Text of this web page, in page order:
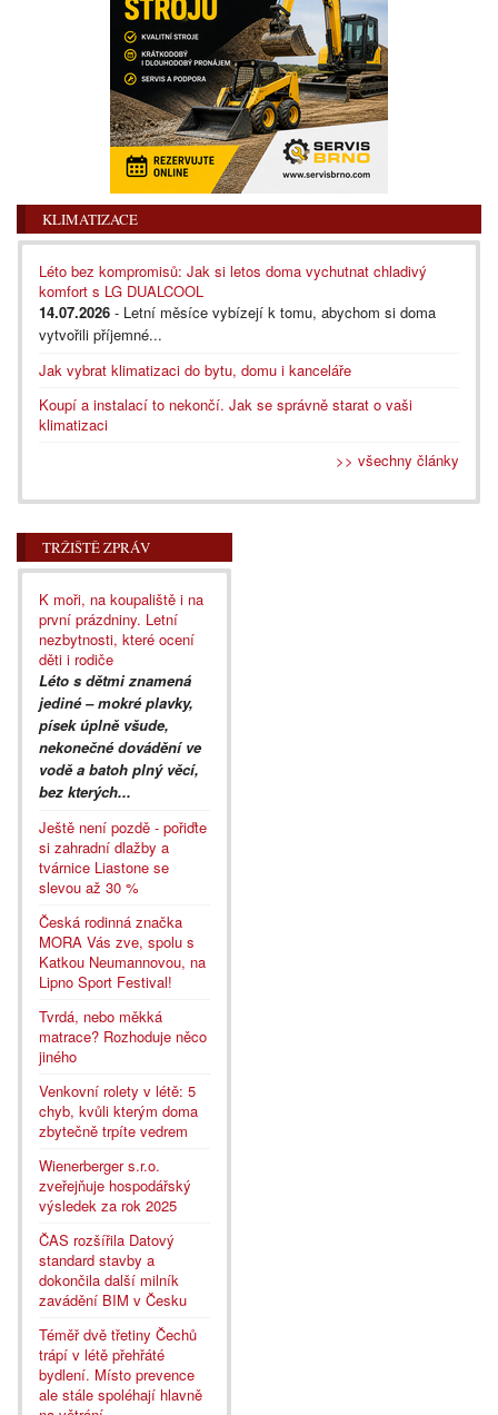
KLIMATIZACE
Léto bez kompromisů: Jak si letos doma vychutnat chladivý
komfort s LG DUALCOOL
14.07.2026 - Letní měsíce vybízejí k tomu, abychom si doma
vytvořili příjemné...
Jak vybrat klimatizaci do bytu, domu i kanceláře
Koupí a instalací to nekončí. Jak se správně starat o vaši
klimatizaci
>> všechny články
TRŽIŠTĚ ZPRÁV
K moři, na koupaliště i na
první prázdniny. Letní
nezbytnosti, které ocení
děti i rodiče
Léto s dětmi znamená
jediné – mokré plavky,
písek úplně všude,
nekonečné dovádění ve
vodě a batoh plný věcí,
bez kterých...
Ještě není pozdě - pořiďte
si zahradní dlažby a
tvárnice Liastone se
slevou až 30 %
Česká rodinná značka
MORA Vás zve, spolu s
Katkou Neumannovou, na
Lipno Sport Festival!
Tvrdá, nebo měkká
matrace? Rozhoduje něco
jiného
Venkovní rolety v létě: 5
chyb, kvůli kterým doma
zbytečně trpíte vedrem
Wienerberger s.r.o.
zveřejňuje hospodářský
výsledek za rok 2025
ČAS rozšířila Datový
standard stavby a
dokončila další milník
zavádění BIM v Česku
Téměř dvě třetiny Čechů
trápí v létě přehřáté
bydlení. Místo prevence
ale stále spoléhají hlavně